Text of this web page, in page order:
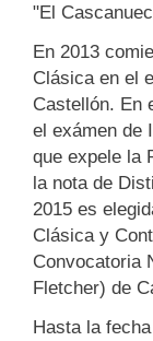
"El
En 2013
Clásica en el
Castellón. En
el exámen de
que expele la
la nota de
2015 es
Clásica y
Convocatoria
Fletcher) de
Hasta la